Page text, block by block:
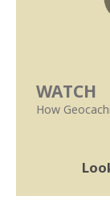
WATCH
How